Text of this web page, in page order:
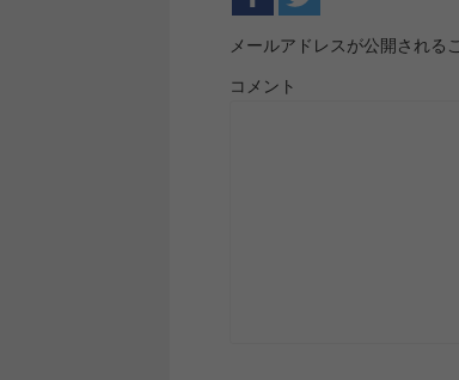
メールアドレスが公開される
コメント